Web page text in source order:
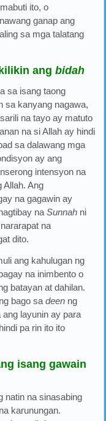
ito, o
ganap ang
sa mga talatang
ang bidah
sa isang taong
sa kanyang nagawa,
na tayo ay matuto
na si Allah ay hindi
sa dalawang mga
ay ang
intensyon na
Allah. Ang
na gagawin ay
na Sunnah ni
na
dito.
ang kahulugan ng
na inimbento o
batayan at dahilan.
bago sa deen ng
layunin ay para
pa rin ito ito
isang gawain
natin na sinasabing
karunungan.